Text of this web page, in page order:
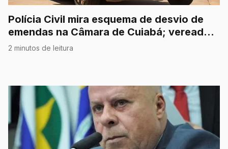
Polícia Civil mira esquema de desvio de
emendas na Câmara de Cuiabá; vereador
é afastado
2 minutos de leitura